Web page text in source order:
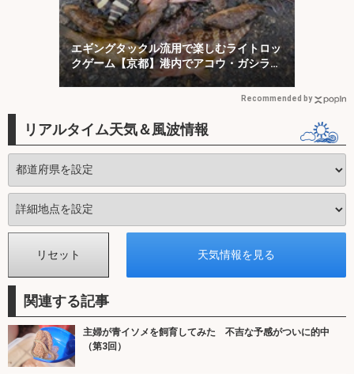
エギングタックル流用で楽しむライトロッ
クゲーム【京都】港内でアコウ・ガシラ・
アオハタが連発！
Recommended by
リアルタイム天気＆風波情報
関連する記事
主婦が青イソメを飼育してみた 不吉な予感がついに的中
（第3回）